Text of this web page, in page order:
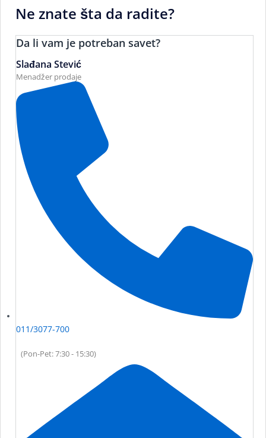
Ne znate šta da radite?
Da li vam je potreban savet?
Slađana Stević
Menadžer prodaje
011/3077-700
(Pon-Pet: 7:30 - 15:30)